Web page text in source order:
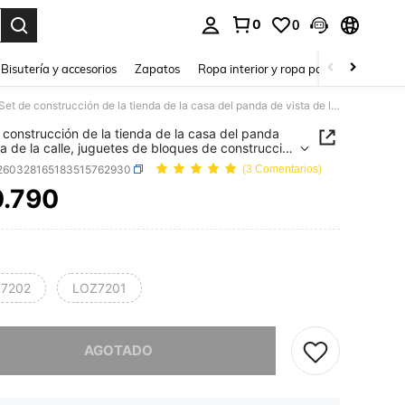
0 0
Bisutería y accesorios Zapatos Ropa interior y ropa para dormir
Set de construcción de la tienda de la casa del panda de vista de la calle, juguetes de bloques de construcción de panda lindos, mini bloques de construcción, tienda de construcción de panda abierta, juguetes creativos de regalo para cumpleaños, Halloween, Navidad, 800+ piezas
construcción de la tienda de la casa del panda
de la calle, juguetes de bloques de construcción
lindos, mini bloques de construcción, tienda
de panda abierta, juguetes creativos de
para cumpleaños, Halloween, Navidad, 800+
(3 Comentarios)
AND AVAILABILITY
LOZ7201
AGOTADO